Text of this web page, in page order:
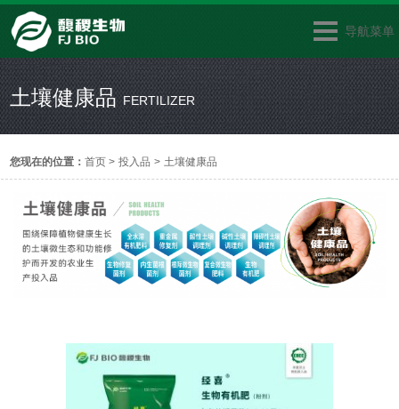
导航菜单
土壤健康品FERTILIZER
您现在的位置：首页 > 投入品 > 土壤健康品